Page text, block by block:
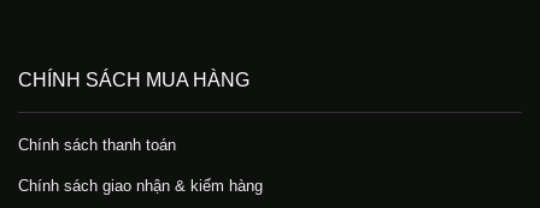
CHÍNH SÁCH MUA HÀNG
Chính sách thanh toán
Chính sách giao nhận & kiểm hàng